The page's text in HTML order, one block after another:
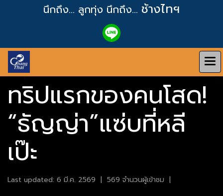
นึกถึง... ลูกทุ่ง นึกถึง... ช้างไทฯ
ทริปแรกของคนโสด!
“ธัญญ่า”แซ่บที่หลี
เป๊ะ
Last updated: 6 มี.ค. 2569 | 569 จำนวนผู้เข้าชม |